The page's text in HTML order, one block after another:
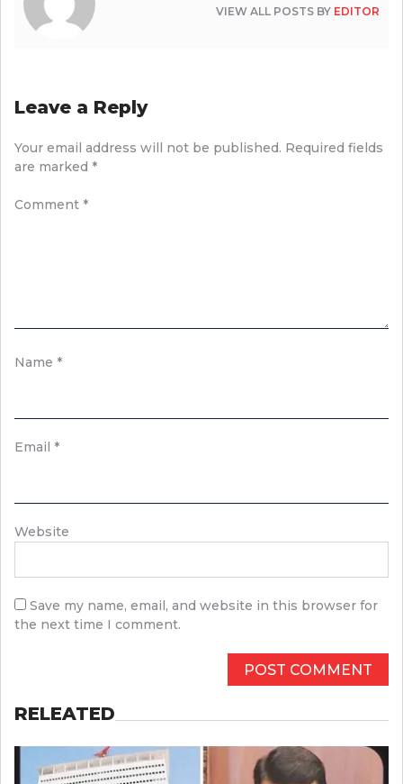
VIEW ALL POSTS BY EDITOR
Leave a Reply
Your email address will not be published. Required fields
are marked *
Comment *
Name *
Email *
Website
Save my name, email, and website in this browser for
the next time I comment.
RELEATED